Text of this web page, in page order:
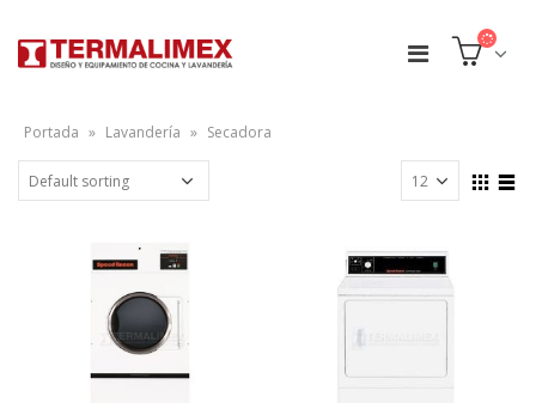
Portada » Lavandería » Secadora